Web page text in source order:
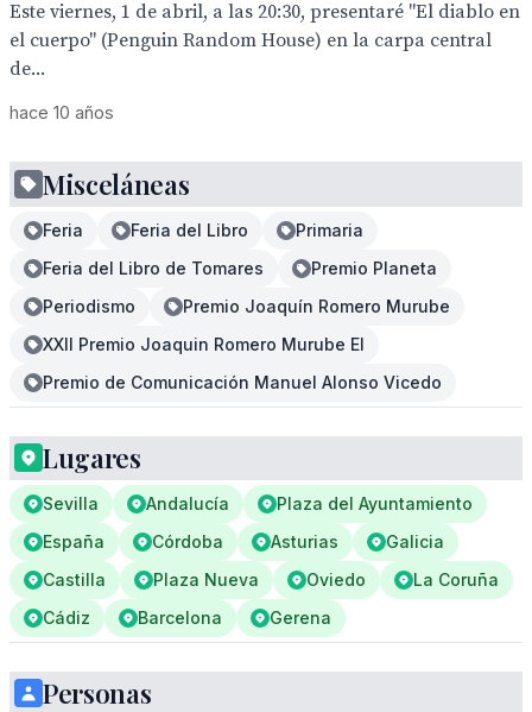
Este viernes, 1 de abril, a las 20:30, presentaré "El diablo en
el cuerpo" (Penguin Random House) en la carpa central
de...
hace 10 años
Misceláneas
Feria Feria del Libro
Primaria
Feria del Libro de Tomares
Premio Planeta
Periodismo
Premio Joaquín Romero Murube
XXII Premio Joaquin Romero Murube El
Premio de Comunicación Manuel Alonso Vicedo
Lugares
Sevilla Andalucía
Plaza del Ayuntamiento
España
Córdoba Asturias
Galicia
Castilla
Plaza Nueva Oviedo
La Coruña
Cádiz
Barcelona Gerena
Personas